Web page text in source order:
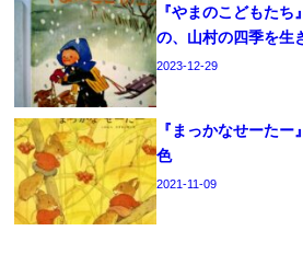
『やまのこどもたち
の、山村の四季を生
2023-12-29
『まっかなせーた
色
2021-11-09